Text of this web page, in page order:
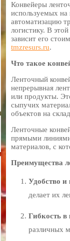
Конвейеры
используемых на
автоматизацию
логистику. В
зависит его
tmzresurs.ru.
Что такое
Ленточный
непрерывная
или продукты.
сыпучих
объектов на
Ленточные
прямыми
материалов, с
Преимущества
Удобство и
делает их
Гибкость
различных